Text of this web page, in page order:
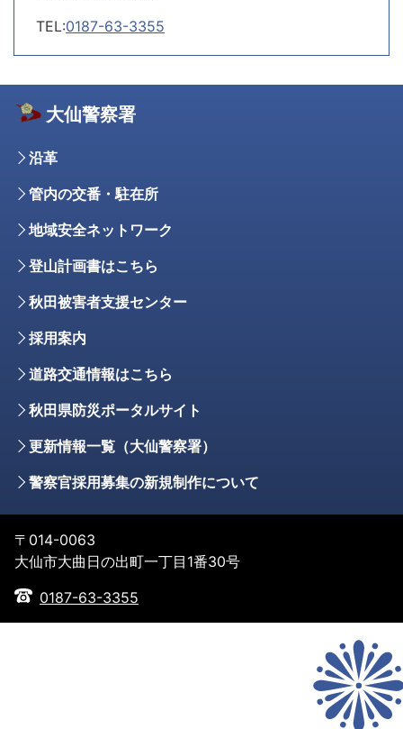
TEL:0187-63-3355
大仙警察署
沿革
管内の交番・駐在所
地域安全ネットワーク
登山計画書はこちら
秋田被害者支援センター
採用案内
道路交通情報はこちら
秋田県防災ポータルサイト
更新情報一覧（大仙警察署）
警察官採用募集の新規制作について
〒014-0063
大仙市大曲日の出町一丁目1番30号
0187-63-3355